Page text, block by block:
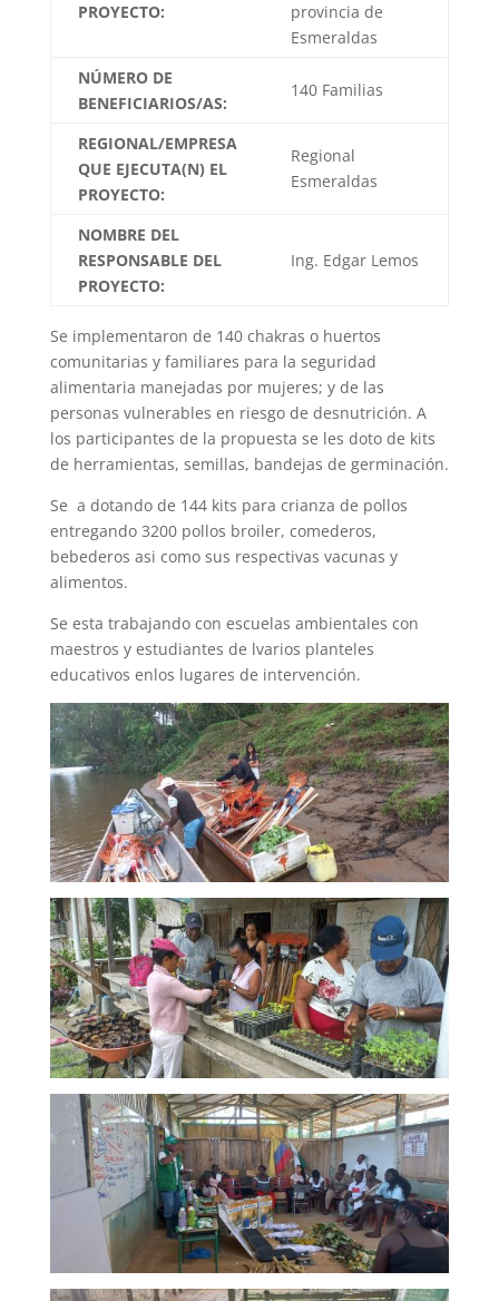
PROYECTO:
provincia de
Esmeraldas
NÚMERO DE
BENEFICIARIOS/AS:
140 Familias
REGIONAL/EMPRESA
QUE EJECUTA(N) EL
PROYECTO:
Regional
Esmeraldas
NOMBRE DEL
RESPONSABLE DEL
PROYECTO:
Ing. Edgar Lemos
Se implementaron de 140 chakras o huertos
comunitarias y familiares para la seguridad
alimentaria manejadas por mujeres; y de las
personas vulnerables en riesgo de desnutrición. A
los participantes de la propuesta se les doto de kits
de herramientas, semillas, bandejas de germinación.
Se a dotando de 144 kits para crianza de pollos
entregando 3200 pollos broiler, comederos,
bebederos asi como sus respectivas vacunas y
alimentos.
Se esta trabajando con escuelas ambientales con
maestros y estudiantes de lvarios planteles
educativos enlos lugares de intervención.